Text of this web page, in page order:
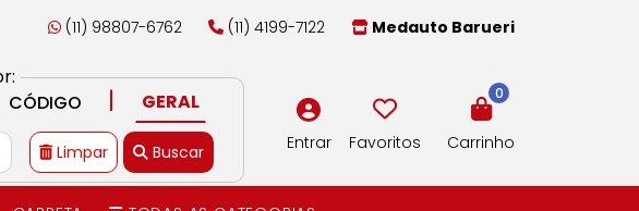
(11) 98807-6762 (11) 4199-7122 Medauto Barueri
CÓDIGO | GERAL
Limpar Buscar Entrar Favoritos
0
Carrinho